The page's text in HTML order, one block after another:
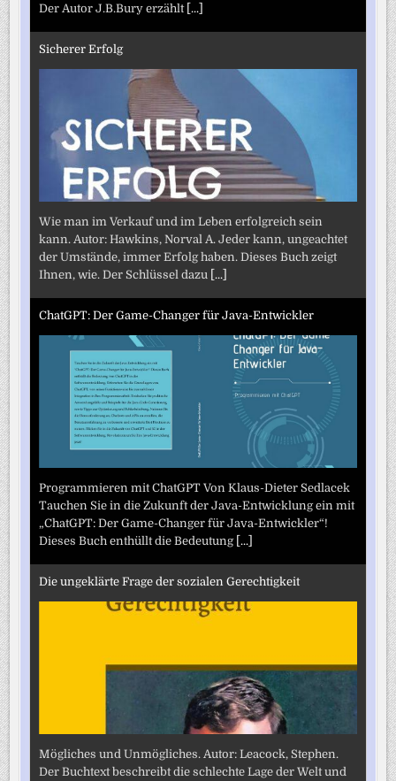
Der Autor J.B.Bury erzählt [...]
Sicherer Erfolg
Wie man im Verkauf und im Leben erfolgreich sein
kann. Autor: Hawkins, Norval A. Jeder kann, ungeachtet
der Umstände, immer Erfolg haben. Dieses Buch zeigt
Ihnen, wie. Der Schlüssel dazu
[...]
ChatGPT: Der Game-Changer für Java-Entwickler
Programmieren mit ChatGPT Von Klaus-Dieter Sedlacek
Tauchen Sie in die Zukunft der Java-Entwicklung ein mit
„ChatGPT: Der Game-Changer für Java-Entwickler“!
Dieses Buch enthüllt die Bedeutung [...]
Die ungeklärte Frage der sozialen Gerechtigkeit
Mögliches und Unmögliches. Autor: Leacock, Stephen.
Der Buchtext beschreibt die schlechte Lage der Welt und